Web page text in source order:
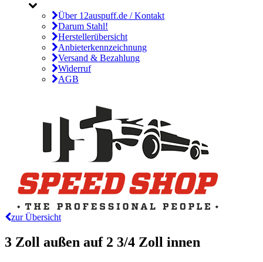
Über 12auspuff.de / Kontakt
Darum Stahl!
Herstellerübersicht
Anbieterkennzeichnung
Versand & Bezahlung
Widerruf
AGB
zur Übersicht
3 Zoll außen auf 2 3/4 Zoll innen